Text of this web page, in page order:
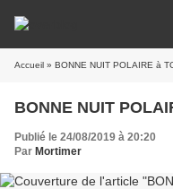
Accueil » BONNE NUIT POLAIRE à
BONNE NUIT
Publié le 24/08/2019 à 20:20
Par Mortimer